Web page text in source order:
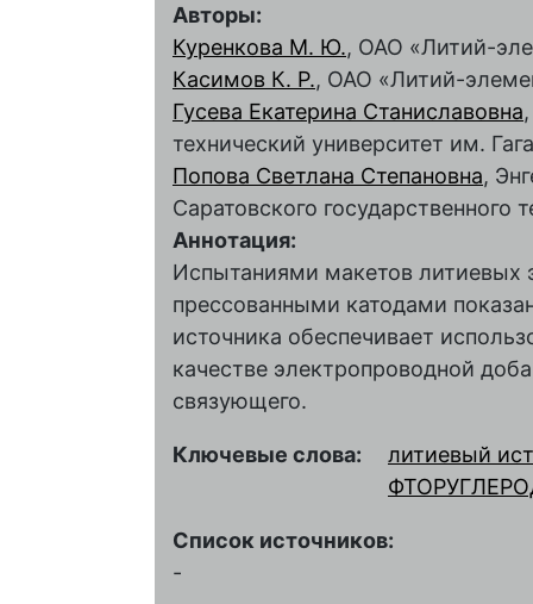
Авторы:
Куренкова М. Ю., ОАО «Литий-
Касимов К. Р., ОАО «Литий-
Гусева Екатерина Станиславовна
технический университет им.
Попова Светлана Степановна,
Саратовского государственного
Аннотация:
Испытаниями макетов литиевых
прессованными катодами
источника обеспечивает
качестве электропроводной
связующего.
Ключевые слова:
литиевый
Список источников:
-